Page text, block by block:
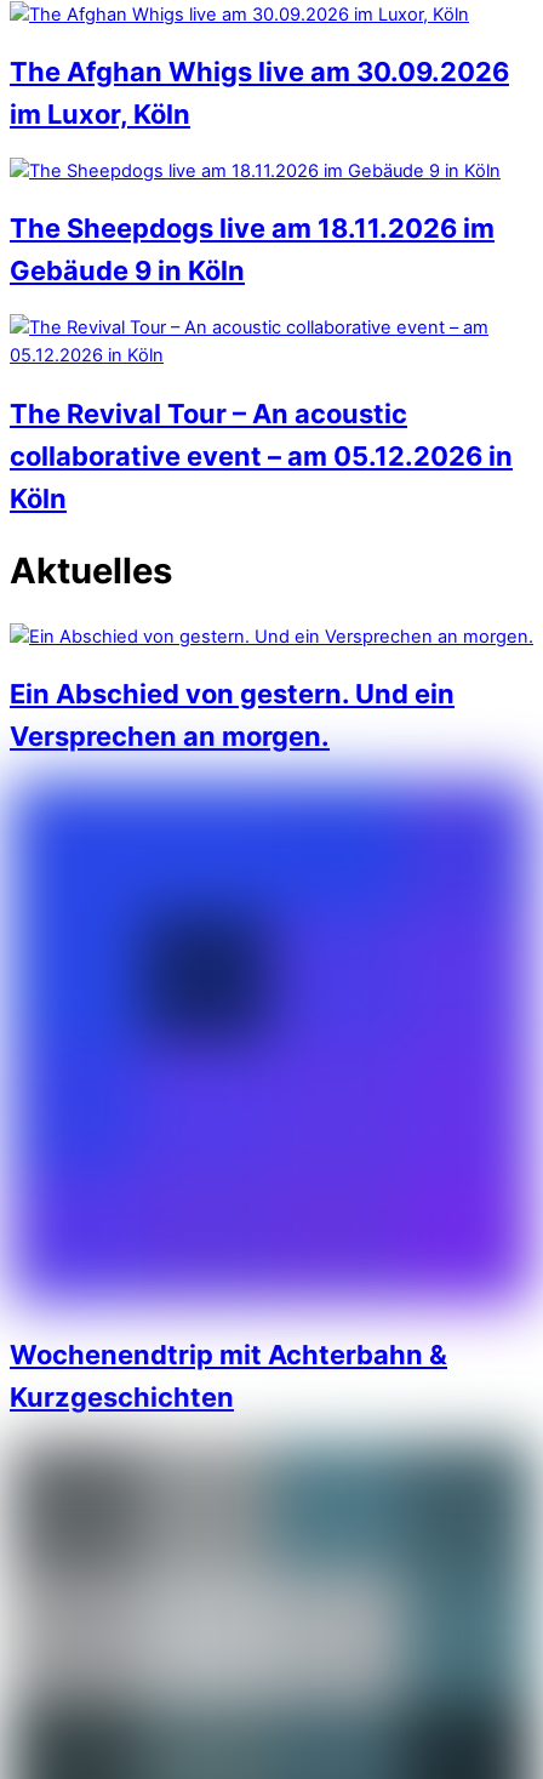
The Afghan Whigs live am 30.09.2026
im Luxor, Köln
The Sheepdogs live am 18.11.2026 im
Gebäude 9 in Köln
The Revival Tour – An acoustic
collaborative event – am 05.12.2026 in
Köln
Aktuelles
Ein Abschied von gestern. Und ein
Versprechen an morgen.
Wochenendtrip mit Achterbahn &
Kurzgeschichten